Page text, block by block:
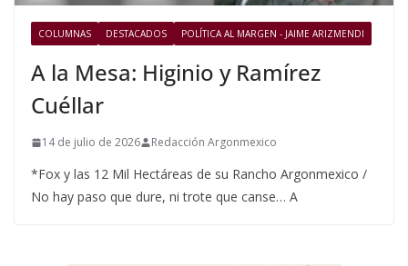
COLUMNAS DESTACADOS POLÍTICA AL MARGEN - JAIME ARIZMENDI
A la Mesa: Higinio y Ramírez
Cuéllar
14 de julio de 2026 Redacción Argonmexico
*Fox y las 12 Mil Hectáreas de su Rancho Argonmexico /
No hay paso que dure, ni trote que canse… A